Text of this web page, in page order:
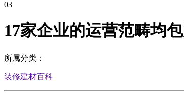
03
17家企业的运营范畴均
所属分类：
装修建材百科